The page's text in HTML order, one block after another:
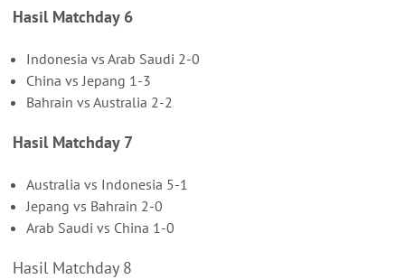
Hasil Matchday 6
Indonesia vs Arab Saudi 2-0
China vs Jepang 1-3
Bahrain vs Australia 2-2
Hasil Matchday 7
Australia vs Indonesia 5-1
Jepang vs Bahrain 2-0
Arab Saudi vs China 1-0
Hasil Matchday 8